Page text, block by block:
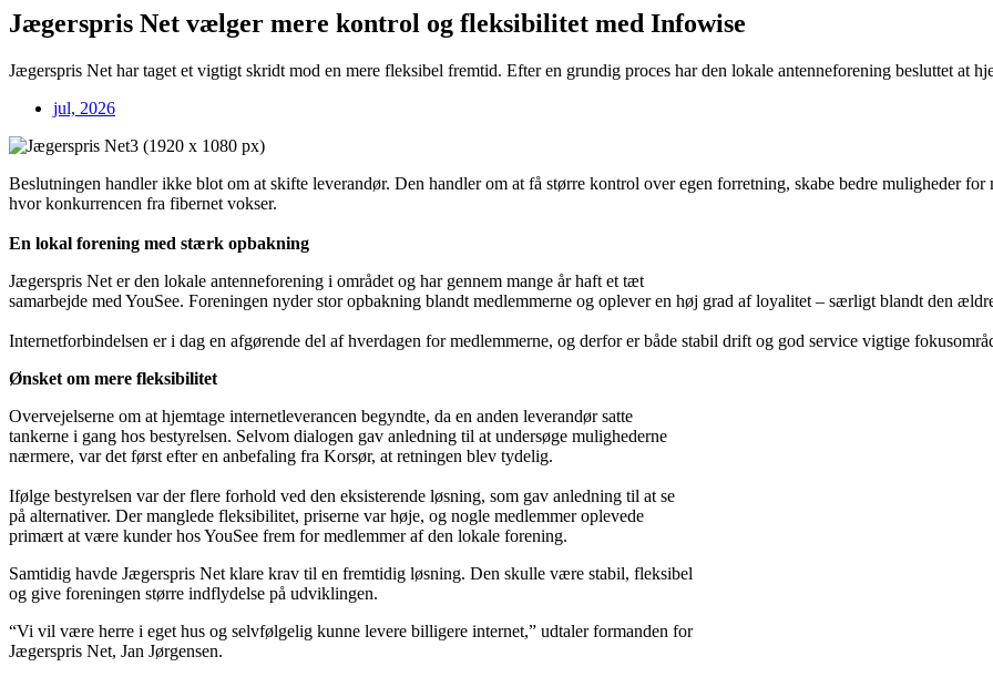
Jægerspris Net vælger mere kontrol og fleksibilitet med Infowise
Jægerspris Net har taget et vigtigt skridt mod en mere fleksibel fremtid. Efter en grundig proces har den lokale antenneforening besluttet at
jul, 2026
Beslutningen handler ikke blot om at skifte leverandør. Den handler om at få større kontrol over egen forretning, skabe bedre muligheder
hvor konkurrencen fra fibernet vokser.
En lokal forening med stærk opbakning
Jægerspris Net er den lokale antenneforening i området og har gennem mange år haft et tæt
samarbejde med YouSee. Foreningen nyder stor opbakning blandt medlemmerne og oplever en høj grad af loyalitet – særligt blandt den
Internetforbindelsen er i dag en afgørende del af hverdagen for medlemmerne, og derfor er både stabil drift og god service vigtige
Ønsket om mere fleksibilitet
Overvejelserne om at hjemtage internetleverancen begyndte, da en anden leverandør satte
tankerne i gang hos bestyrelsen. Selvom dialogen gav anledning til at undersøge mulighederne
nærmere, var det først efter en anbefaling fra Korsør, at retningen blev tydelig.
Ifølge bestyrelsen var der flere forhold ved den eksisterende løsning, som gav anledning til at se
på alternativer. Der manglede fleksibilitet, priserne var høje, og nogle medlemmer oplevede
primært at være kunder hos YouSee frem for medlemmer af den lokale forening.
Samtidig havde Jægerspris Net klare krav til en fremtidig løsning. Den skulle være stabil, fleksibel
og give foreningen større indflydelse på udviklingen.
“Vi vil være herre i eget hus og selvfølgelig kunne levere billigere internet,” udtaler formanden for
Jægerspris Net, Jan Jørgensen.